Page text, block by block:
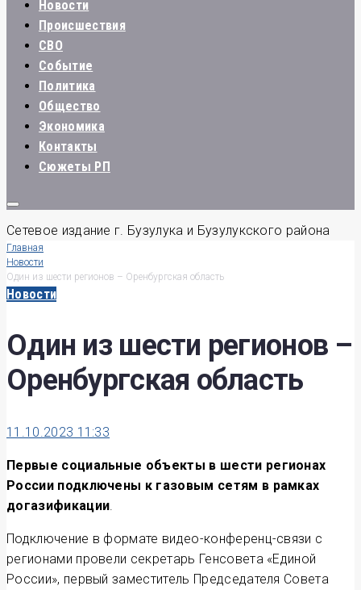
Новости
Происшествия
СВО
Событие
Политика
Общество
Экономика
Контакты
Сюжеты РП
Сетевое издание г. Бузулука и Бузулукского района
Главная
Новости
Один из шести регионов – Оренбургская область
Новости
Один из шести регионов –
Оренбургская область
11.10.2023 11:33
Первые социальные объекты в шести регионах
России подключены к газовым сетям в рамках
догазификации
Подключение в формате видео-конференц-связи с
регионами провели секретарь Генсовета «Единой
России», первый заместитель Председателя Совета